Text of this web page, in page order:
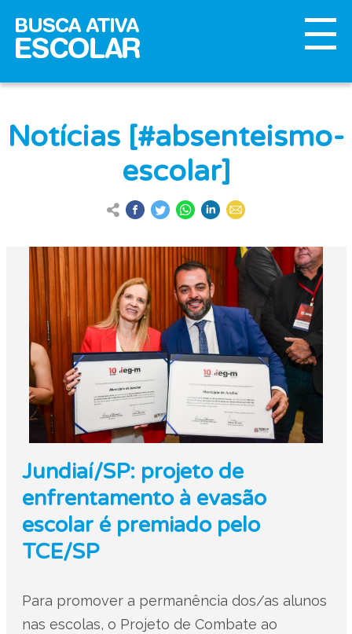
Notícias [#absenteismo-
escolar]
Jundiaí/SP: projeto de
enfrentamento à evasão
escolar é premiado pelo
TCE/SP
Para promover a permanência dos/as alunos
nas escolas, o Projeto de Combate ao